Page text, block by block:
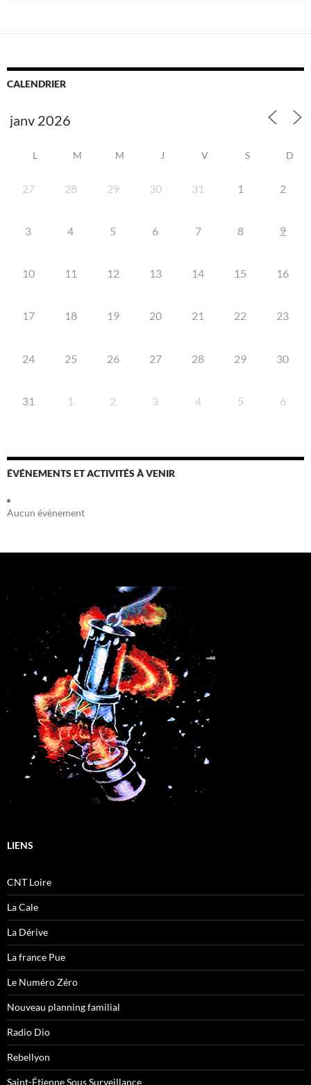
CALENDRIER
L M M J V S D
27 28 29 30 31 1 2
3 4 5 6 7 8 9
10 11 12 13 14 15 16
17 18 19 20 21 22 23
24 25 26 27 28 29 30
31 1 2 3 4 5 6
ÉVÉNEMENTS ET ACTIVITÉS À VENIR
Aucun évènement
LIENS
CNT Loire
La Cale
La Dérive
La france Pue
Le Numéro Zéro
Nouveau planning familial
Radio Dio
Rebellyon
Saint-Étienne Sous Surveillance